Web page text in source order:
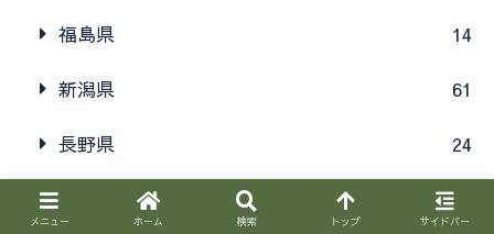
福島県 14
新潟県 61
長野県 24
152
メニュー ホーム 検索 トップ サイドバー